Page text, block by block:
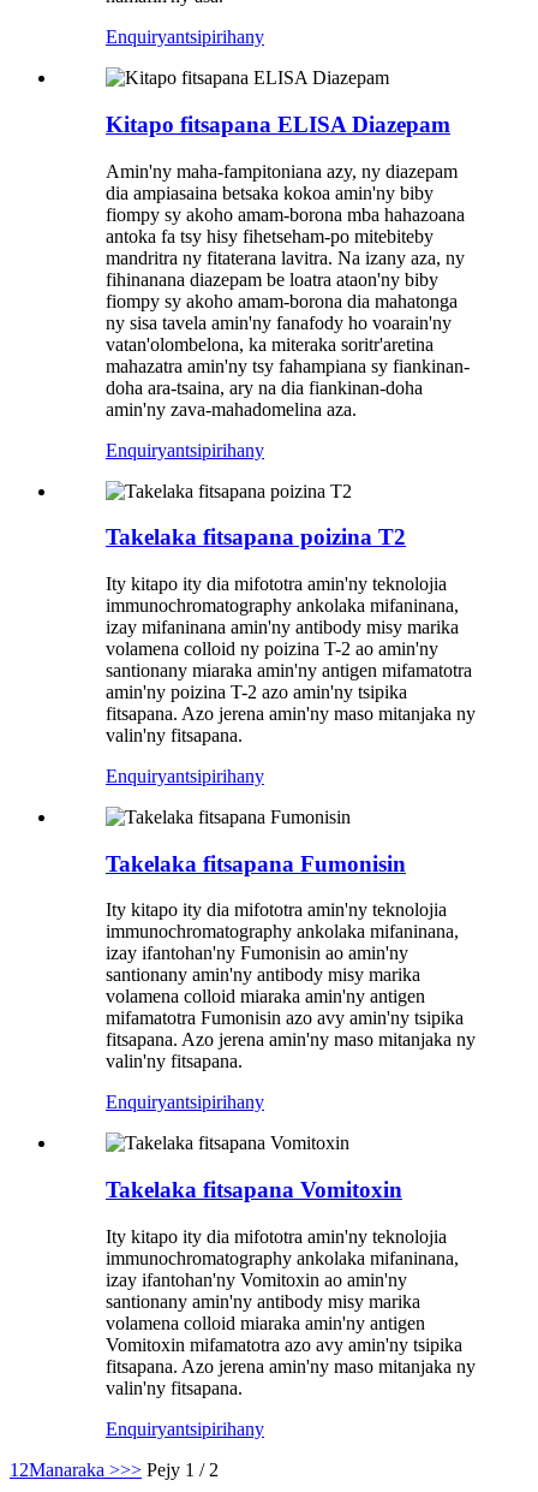
Enquiryantsipirihany
Kitapo fitsapana ELISA Diazepam
Amin'ny maha-fampitoniana azy, ny diazepam
dia ampiasaina betsaka kokoa amin'ny biby
fiompy sy akoho amam-borona mba hahazoana
antoka fa tsy hisy fihetseham-po mitebiteby
mandritra ny fitaterana lavitra. Na izany aza, ny
fihinanana diazepam be loatra ataon'ny biby
fiompy sy akoho amam-borona dia mahatonga
ny sisa tavela amin'ny fanafody ho voarain'ny
vatan'olombelona, ​​​​ka miteraka soritr'aretina
mahazatra amin'ny tsy fahampiana sy fiankinan-
doha ara-tsaina, ary na dia fiankinan-doha
amin'ny zava-mahadomelina aza.
Enquiryantsipirihany
Takelaka fitsapana poizina T2
Ity kitapo ity dia mifototra amin'ny teknolojia
immunochromatography ankolaka mifaninana,
izay mifaninana amin'ny antibody misy marika
volamena colloid ny poizina T-2 ao amin'ny
santionany miaraka amin'ny antigen mifamatotra
amin'ny poizina T-2 azo amin'ny tsipika
fitsapana. Azo jerena amin'ny maso mitanjaka ny
valin'ny fitsapana.
Enquiryantsipirihany
Takelaka fitsapana Fumonisin
Ity kitapo ity dia mifototra amin'ny teknolojia
immunochromatography ankolaka mifaninana,
izay ifantohan'ny Fumonisin ao amin'ny
santionany amin'ny antibody misy marika
volamena colloid miaraka amin'ny antigen
mifamatotra Fumonisin azo avy amin'ny tsipika
fitsapana. Azo jerena amin'ny maso mitanjaka ny
valin'ny fitsapana.
Enquiryantsipirihany
Takelaka fitsapana Vomitoxin
Ity kitapo ity dia mifototra amin'ny teknolojia
immunochromatography ankolaka mifaninana,
izay ifantohan'ny Vomitoxin ao amin'ny
santionany amin'ny antibody misy marika
volamena colloid miaraka amin'ny antigen
Vomitoxin mifamatotra azo avy amin'ny tsipika
fitsapana. Azo jerena amin'ny maso mitanjaka ny
valin'ny fitsapana.
Enquiryantsipirihany
1 2Manaraka >>> Pejy 1 / 2